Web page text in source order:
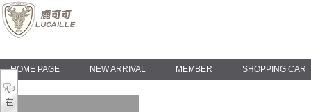
HOME PAGE NEW ARRIVAL MEMBER SHOPPING CAR